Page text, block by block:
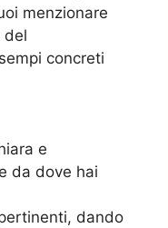
menzionare
del
concreti
e
da dove hai
dando